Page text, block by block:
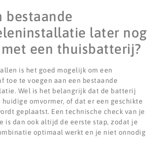
bestaande
later nog
een thuisbatterij?
is het goed mogelijk om een
toe te voegen aan een bestaande
Wel is het belangrijk dat de batterij
omvormer, of dat er een geschikte
geplaatst. Een technische check van je
is dan ook altijd de eerste stap, zodat je
optimaal werkt en je niet onnodig